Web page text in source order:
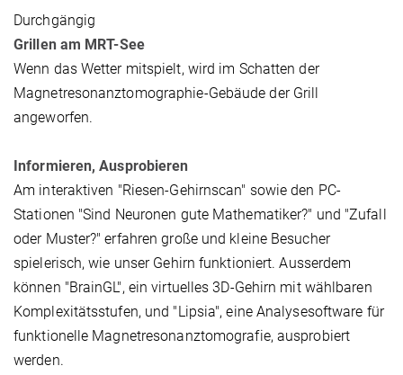
Durchgängig
Grillen am MRT-See
Wenn das Wetter mitspielt, wird im Schatten der
Magnetresonanztomographie-Gebäude der Grill
angeworfen.
Informieren, Ausprobieren
Am interaktiven "Riesen-Gehirnscan" sowie den PC-
Stationen "Sind Neuronen gute Mathematiker?" und "Zufall
oder Muster?" erfahren große und kleine Besucher
spielerisch, wie unser Gehirn funktioniert. Ausserdem
können "BrainGL", ein virtuelles 3D-Gehirn mit wählbaren
Komplexitätsstufen, und "Lipsia", eine Analysesoftware für
funktionelle Magnetresonanztomografie, ausprobiert
werden.